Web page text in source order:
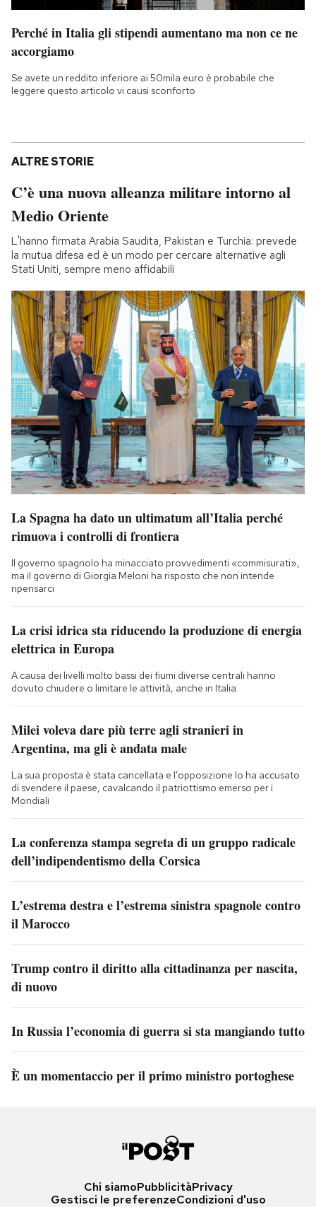
Perché in Italia gli stipendi aumentano ma non ce ne
accorgiamo
Se avete un reddito inferiore ai 50mila euro è probabile che
leggere questo articolo vi causi sconforto
ALTRE STORIE
C’è una nuova alleanza militare intorno al
Medio Oriente
L'hanno firmata Arabia Saudita, Pakistan e Turchia: prevede
la mutua difesa ed è un modo per cercare alternative agli
Stati Uniti, sempre meno affidabili
La Spagna ha dato un ultimatum all’Italia perché
rimuova i controlli di frontiera
Il governo spagnolo ha minacciato provvedimenti «commisurati»,
ma il governo di Giorgia Meloni ha risposto che non intende
ripensarci
La crisi idrica sta riducendo la produzione di energia
elettrica in Europa
A causa dei livelli molto bassi dei fiumi diverse centrali hanno
dovuto chiudere o limitare le attività, anche in Italia
Milei voleva dare più terre agli stranieri in
Argentina, ma gli è andata male
La sua proposta è stata cancellata e l’opposizione lo ha accusato
di svendere il paese, cavalcando il patriottismo emerso per i
Mondiali
La conferenza stampa segreta di un gruppo radicale
dell’indipendentismo della Corsica
L’estrema destra e l’estrema sinistra spagnole contro
il Marocco
Trump contro il diritto alla cittadinanza per nascita,
di nuovo
In Russia l’economia di guerra si sta mangiando tutto
È un momentaccio per il primo ministro portoghese
Chi siamoPubblicitàPrivacy
Gestisci le preferenzeCondizioni d'uso